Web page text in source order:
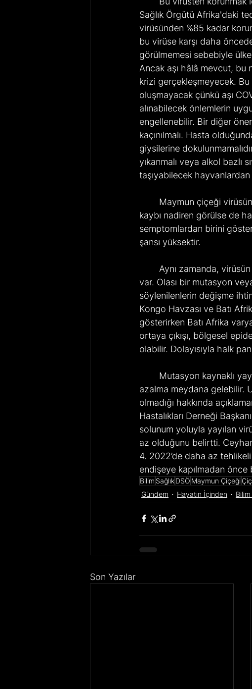
Sağlık Örgütü Afrika'daki
virüsünden %85 kadar
bu virüse karşı daha
görülmemesi sebebiyle
Ancak aşı hâlâ mevcut, bu
krizi gerçekleşmeyecek. Bu
oluşmayacak çünkü aşı
alınabilecek önlemlerin
engellenebilir. Bir diğer
kaçınılmalı. Hasta
giysilerine
yıkanmalı veya alkol bazlı
taşıyabilecek hayvanlardan
kaybı nadiren görülse de
semptomlardan birini
şansı yüksektir.
var. Olası bir mutasyon
söylenilenlerin değişme
Kongo Havzası ve Batı
gösterirken Batı Afrika
ortaya çıkışı, bölgesel
olabilir. Dolayısıyla halk
azalma meydana gelebilir.
olmadığı hakkında
Hastalıkları Derneği
solunum yoluyla yayılan
az olduğunu belirtti.
4. 2022’de daha az
endişeye kapılmadan
Bilim SağlıkDSÖ Maymun Çiçeği
Gündem
Hayatın İçinden
Son Yazılar